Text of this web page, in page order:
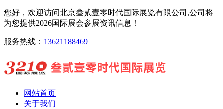
您好，欢迎访问北京叁贰壹零时代国际展览有限公司,公司将
为您提供2026国际展会参展资讯信息！
服务热线： 13621188469
网站首页
关于我们